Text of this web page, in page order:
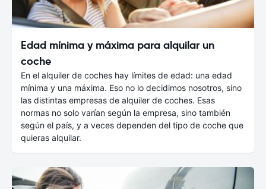
Edad mínima y máxima para alquilar un
coche
En el alquiler de coches hay límites de edad: una edad
mínima y una máxima. Eso no lo decidimos nosotros, sino
las distintas empresas de alquiler de coches. Esas
normas no solo varían según la empresa, sino también
según el país, y a veces dependen del tipo de coche que
quieras alquilar.